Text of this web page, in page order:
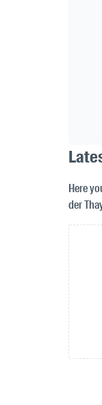
Here
der